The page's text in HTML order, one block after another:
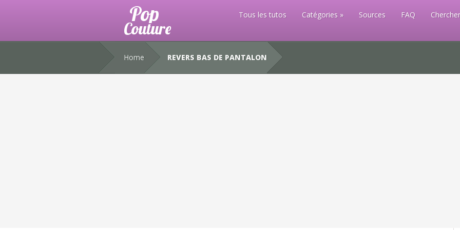
Tous les tutos Catégories Sources FAQ
Home REVERS BAS DE PANTALON